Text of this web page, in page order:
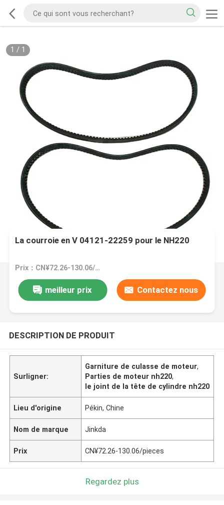
1 / 1
La courroie en V 04121-22259 pour le NH220
Prix：CN¥72.26-130.06/pieces
meilleur prix Contactez nous
DESCRIPTION DE PRODUIT
Surligner:
Garniture de culasse de moteur,
Parties de moteur nh220,
le joint de la tête de cylindre nh220
Lieu d'origine Pékin, Chine
Nom de marque Jinkda
Prix CN¥72.26-130.06/pieces
Regardez plus